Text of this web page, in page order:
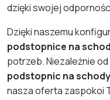
dzięki swojej
Dzięki naszemu
podstopnice na
potrzeb. Niezależnie
podstopnic na
nasza oferta zaspokoi